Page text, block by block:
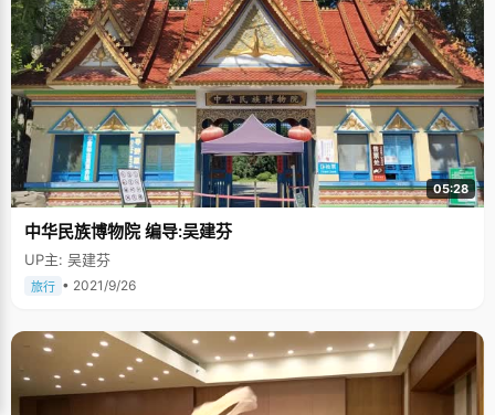
05:28
中华民族博物院 编导:吴建芬
UP主: 吴建芬
旅行 • 2021/9/26